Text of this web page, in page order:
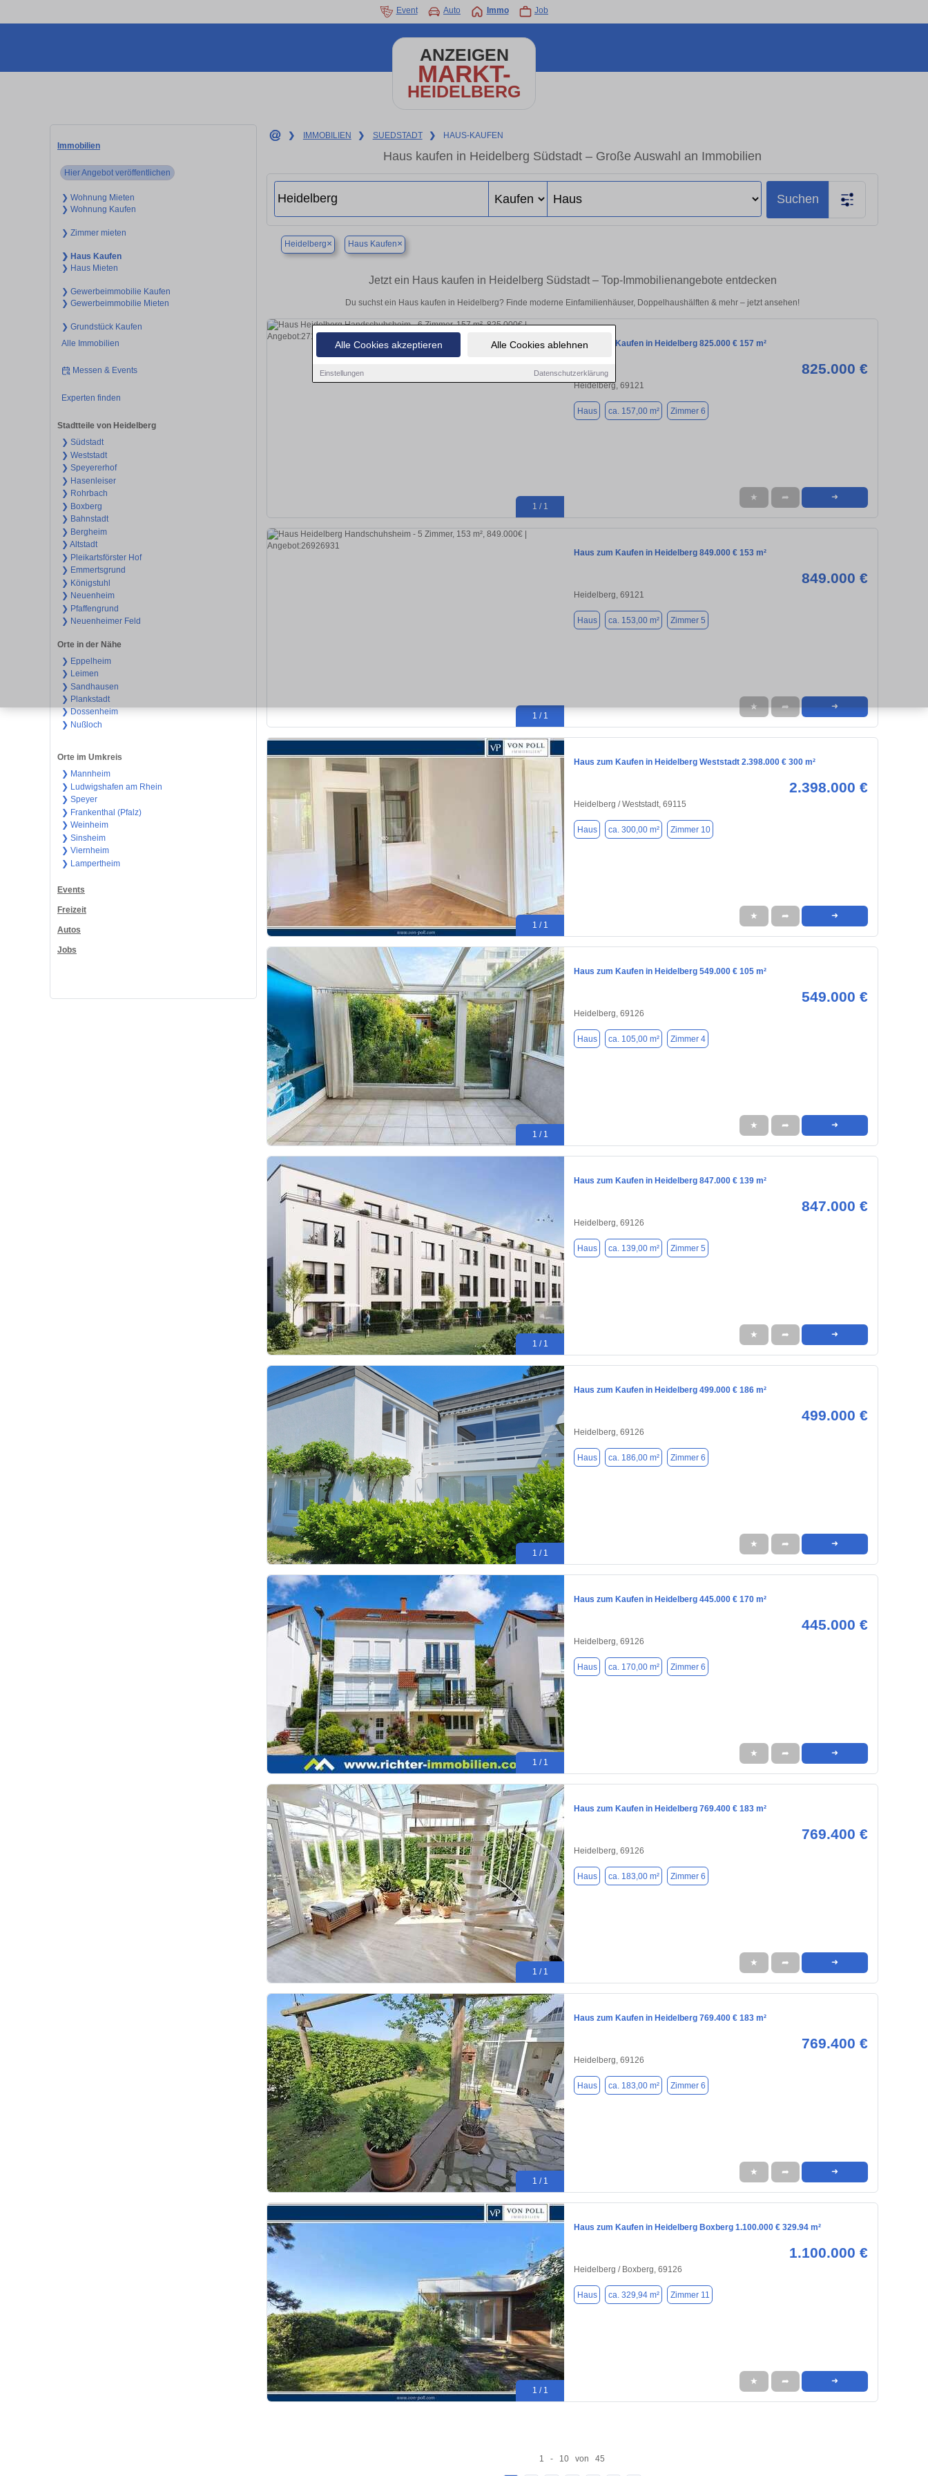
Alle Cookies akzeptieren Alle Cookies ablehnen
Einstellungen Datenschutzerklärung
Event Auto Immo Job
ANZEIGEN
MARKT-
HEIDELBERG
Immobilien
Hier Angebot veröffentlichen
❯ Wohnung Mieten
❯ Wohnung Kaufen
❯ Zimmer mieten
❯ Haus Kaufen
❯ Haus Mieten
❯ Gewerbeimmobilie Kaufen
❯ Gewerbeimmobilie Mieten
❯ Grundstück Kaufen
Alle Immobilien
Messen & Events
Experten finden
Stadtteile von Heidelberg
❯ Südstadt
❯ Weststadt
❯ Speyererhof
❯ Hasenleiser
❯ Rohrbach
❯ Boxberg
❯ Bahnstadt
❯ Bergheim
❯ Altstadt
❯ Pleikartsförster Hof
❯ Emmertsgrund
❯ Königstuhl
❯ Neuenheim
❯ Pfaffengrund
❯ Neuenheimer Feld
Orte in der Nähe
❯ Eppelheim
❯ Leimen
❯ Sandhausen
❯ Plankstadt
❯ Dossenheim
❯ Nußloch
Orte im Umkreis
❯ Mannheim
❯ Ludwigshafen am Rhein
❯ Speyer
❯ Frankenthal (Pfalz)
❯ Weinheim
❯ Sinsheim
❯ Viernheim
❯ Lampertheim
Events
Freizeit
Autos
Jobs
❯ IMMOBILIEN ❯ SUEDSTADT ❯ HAUS-KAUFEN
Haus kaufen in Heidelberg Südstadt – Große Auswahl an Immobilien
Suchen
Heidelberg× Haus Kaufen×
Jetzt ein Haus kaufen in Heidelberg Südstadt – Top-Immobilienangebote entdecken
Du suchst ein Haus kaufen in Heidelberg? Finde moderne Einfamilienhäuser, Doppelhaushälften & mehr – jetzt ansehen!
1 / 1
Haus zum Kaufen in Heidelberg 825.000 € 157 m²
825.000 €
Heidelberg, 69121
Haus ca. 157,00 m² Zimmer 6
★ ➦ ➜
1 / 1
Haus zum Kaufen in Heidelberg 849.000 € 153 m²
849.000 €
Heidelberg, 69121
Haus ca. 153,00 m² Zimmer 5
★ ➦ ➜
1 / 1
Haus zum Kaufen in Heidelberg Weststadt 2.398.000 € 300 m²
2.398.000 €
Heidelberg / Weststadt, 69115
Haus ca. 300,00 m² Zimmer 10
★ ➦ ➜
1 / 1
Haus zum Kaufen in Heidelberg 549.000 € 105 m²
549.000 €
Heidelberg, 69126
Haus ca. 105,00 m² Zimmer 4
★ ➦ ➜
1 / 1
Haus zum Kaufen in Heidelberg 847.000 € 139 m²
847.000 €
Heidelberg, 69126
Haus ca. 139,00 m² Zimmer 5
★ ➦ ➜
1 / 1
Haus zum Kaufen in Heidelberg 499.000 € 186 m²
499.000 €
Heidelberg, 69126
Haus ca. 186,00 m² Zimmer 6
★ ➦ ➜
1 / 1
Haus zum Kaufen in Heidelberg 445.000 € 170 m²
445.000 €
Heidelberg, 69126
Haus ca. 170,00 m² Zimmer 6
★ ➦ ➜
1 / 1
Haus zum Kaufen in Heidelberg 769.400 € 183 m²
769.400 €
Heidelberg, 69126
Haus ca. 183,00 m² Zimmer 6
★ ➦ ➜
1 / 1
Haus zum Kaufen in Heidelberg 769.400 € 183 m²
769.400 €
Heidelberg, 69126
Haus ca. 183,00 m² Zimmer 6
★ ➦ ➜
1 / 1
Haus zum Kaufen in Heidelberg Boxberg 1.100.000 € 329.94 m²
1.100.000 €
Heidelberg / Boxberg, 69126
Haus ca. 329,94 m² Zimmer 11
★ ➦ ➜
1 - 10 von 45